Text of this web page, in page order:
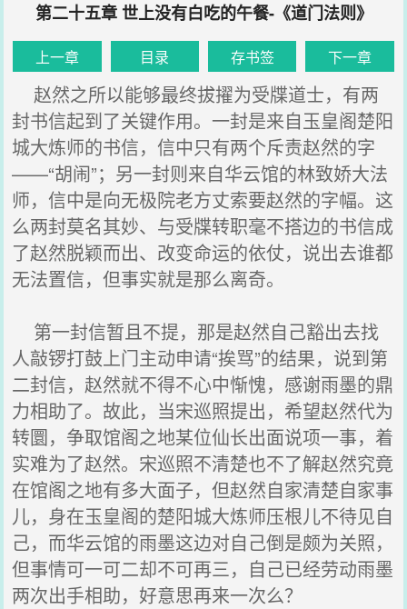
第二十五章 世上没有白吃的午餐-《道门法则》
上一章 目录 存书签 下一章
赵然之所以能够最终拔擢为受牒道士，有两
封书信起到了关键作用。一封是来自玉皇阁楚阳
城大炼师的书信，信中只有两个斥责赵然的字
——“胡闹”；另一封则来自华云馆的林致娇大法
师，信中是向无极院老方丈索要赵然的字幅。这
么两封莫名其妙、与受牒转职毫不搭边的书信成
了赵然脱颖而出、改变命运的依仗，说出去谁都
无法置信，但事实就是那么离奇。
第一封信暂且不提，那是赵然自己豁出去找
人敲锣打鼓上门主动申请“挨骂”的结果，说到第
二封信，赵然就不得不心中惭愧，感谢雨墨的鼎
力相助了。故此，当宋巡照提出，希望赵然代为
转圜，争取馆阁之地某位仙长出面说项一事，着
实难为了赵然。宋巡照不清楚也不了解赵然究竟
在馆阁之地有多大面子，但赵然自家清楚自家事
儿，身在玉皇阁的楚阳城大炼师压根儿不待见自
己，而华云馆的雨墨这边对自己倒是颇为关照，
但事情可一可二却不可再三，自己已经劳动雨墨
两次出手相助，好意思再来一次么？